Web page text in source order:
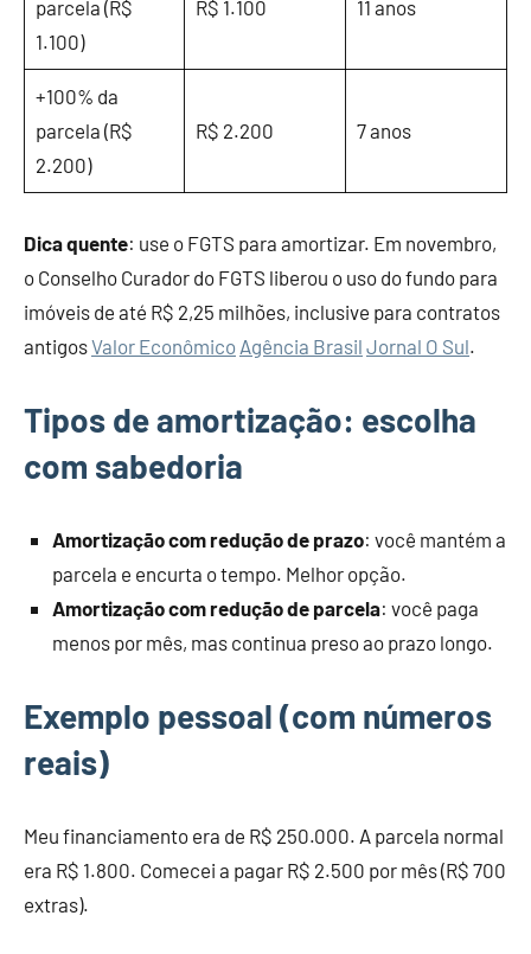
parcela (R$
1.100)
R$ 1.100 11 anos
+100% da
parcela (R$
2.200)
R$ 2.200 7 anos
Dica quente: use o FGTS para amortizar. Em novembro,
o Conselho Curador do FGTS liberou o uso do fundo para
imóveis de até R$ 2,25 milhões, inclusive para contratos
antigosValor Econômico Agência Brasil Jornal O Sul.
Tipos de amortização: escolha
com sabedoria
Amortização com redução de prazo: você mantém a
parcela e encurta o tempo. Melhor opção.
Amortização com redução de parcela: você paga
menos por mês, mas continua preso ao prazo longo.
Exemplo pessoal (com números
reais)
Meu financiamento era de R$ 250.000. A parcela normal
era R$ 1.800. Comecei a pagar R$ 2.500 por mês (R$ 700
extras).